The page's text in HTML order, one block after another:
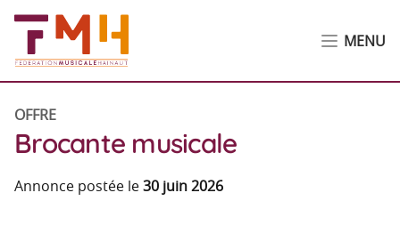
MENU
OFFRE
Brocante musicale
Annonce postée le30 juin 2026